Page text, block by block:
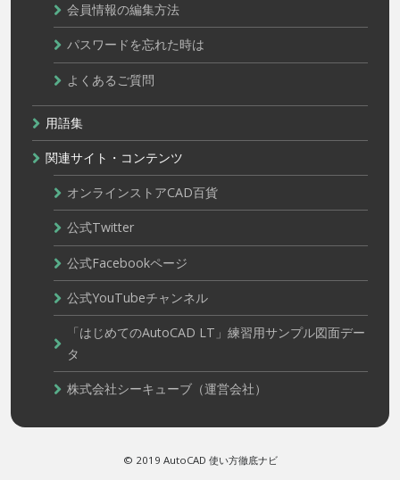
会員情報の編集方法
パスワードを忘れた時は
よくあるご質問
用語集
関連サイト・コンテンツ
オンラインストアCAD百貨
公式Twitter
公式Facebookページ
公式YouTubeチャンネル
「はじめてのAutoCAD LT」練習用サンプル図面デー
タ
株式会社シーキューブ（運営会社）
© 2019 AutoCAD 使い方徹底ナビ